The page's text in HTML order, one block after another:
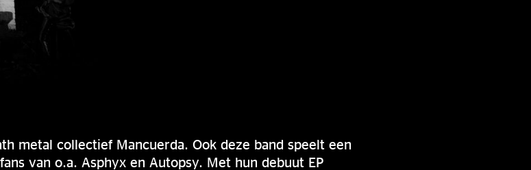
metal collectief Mancuerda. Ook deze band speelt een
van o.a. Asphyx en Autopsy. Met hun debuut EP